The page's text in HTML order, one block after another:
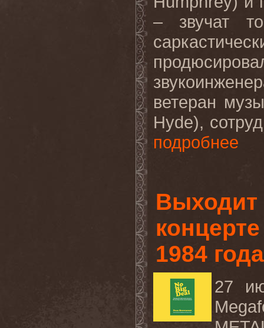
– звучат
ветеран
Hyde),
подробнее
Выходит
1984 года
27